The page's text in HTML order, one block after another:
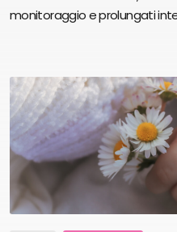
monitoraggio e prolungati